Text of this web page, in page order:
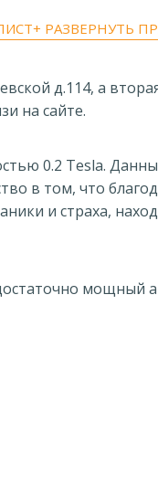
+ РАЗВЕРНУТЬ
д.114, а
на сайте.
0.2 Tesla.
в том, что
и страха,
мощный